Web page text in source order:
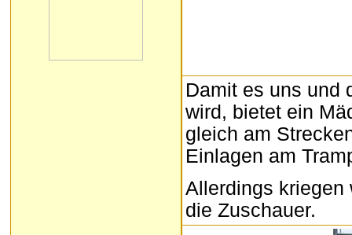
Damit es uns und
wird, bietet ein
gleich am
Einlagen am
Allerdings kriegen
die Zuschauer.